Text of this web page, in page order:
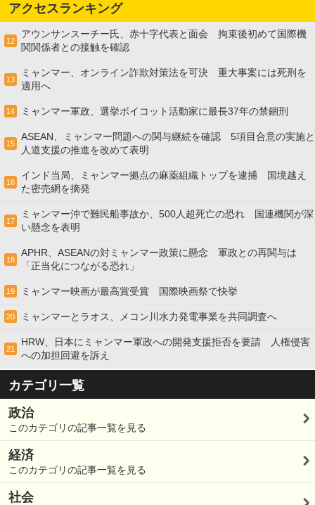
アクセスランキング
12
アウンサンスーチー氏、赤十字代表と面会 拘束後初めて国際機
関関係者との接触を確認
13
ミャンマー、オンライン詐欺対策法を可決 重大事案には死刑を
適用へ
14 ミャンマー軍政、選挙ボイコット活動家に最長37年の禁錮刑
15
ASEAN、ミャンマー問題への関与継続を確認 5項目合意の実施と
人道支援の推進を改めて表明
16
インド当局、ミャンマー拠点の麻薬組織トップを逮捕 国境越え
た密売網を摘発
17
ミャンマー沖で難民船事故か、500人超死亡の恐れ 国連機関が深
い懸念を表明
18
APHR、ASEANの対ミャンマー政策に懸念 軍政との再関与は
「正当化につながる恐れ」
19 ミャンマー映画が最高賞受賞 国際映画祭で快挙
20 ミャンマーとラオス、メコン川水力発電事業を共同調査へ
21
HRW、日本にミャンマー軍政への開発支援拒否を要請 人権侵害
への加担回避を訴え
カテゴリ一覧
政治
このカテゴリの記事一覧を見る
経済
このカテゴリの記事一覧を見る
社会